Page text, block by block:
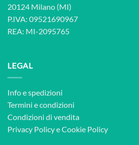
20124 Milano (MI)
P.IVA: 09521690967
REA: MI-2095765
LEGAL
Info e spedizioni
Termini e condizioni
Condizioni di vendita
Privacy PolicyeCookie Policy